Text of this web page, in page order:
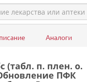
Аналоги
(табл. п. плен. о.
ПФК